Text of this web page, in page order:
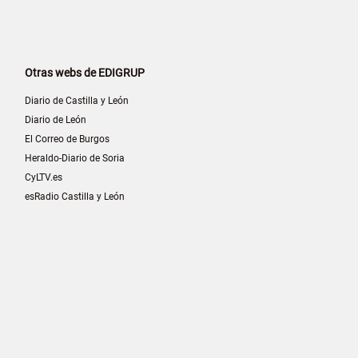
Otras webs de EDIGRUP
Diario de Castilla y León
Diario de León
El Correo de Burgos
Heraldo-Diario de Soria
CyLTV.es
esRadio Castilla y León